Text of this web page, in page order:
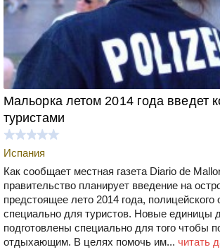
Мальорка летом 2014 года введет
туристами
Испания
Как сообщает местная газета Diario de
правительство планирует введение на
предстоящее лето 2014 года, полицейского
специально для туристов. Новые единицы
подготовлены специально для того чтобы
отдыхающим. В целях помочь им... читать